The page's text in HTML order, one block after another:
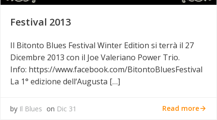
Festival 2013
Il Bitonto Blues Festival Winter Edition si terrà il 27
Dicembre 2013 con il Joe Valeriano Power Trio.
Info: https://www.facebook.com/BitontoBluesFestival
La 1° edizione dell‘Augusta […]
by Il Blues on Dic 31 Read more